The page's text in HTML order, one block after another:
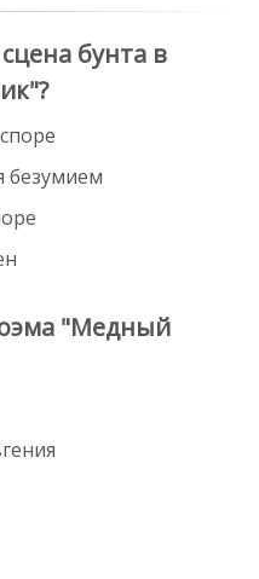
бунта в
безумием
"Медный